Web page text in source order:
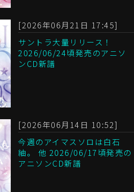
[2026年06月21日 17:45]
サントラ大量リリース！
2026/06/24頃発売のアニソ
ンCD新譜
[2026年06月14日 10:52]
今週のアイマスソロは白石
紬。 他 2026/06/17頃発売の
アニソンCD新譜